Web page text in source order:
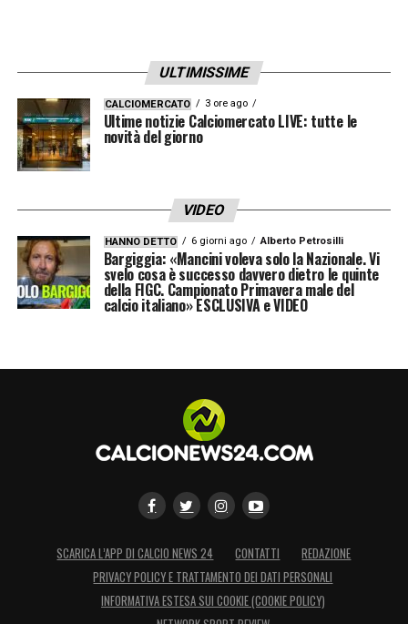
ULTIMISSIME
CALCIOMERCATO 3 ore ago
Ultime notizie Calciomercato LIVE: tutte le
novità del giorno
VIDEO
HANNO DETTO 6 giorni ago Alberto Petrosilli
Bargiggia: «Mancini voleva solo la Nazionale. Vi
svelo cosa è successo davvero dietro le quinte
della FIGC. Campionato Primavera male del
calcio italiano» ESCLUSIVA e VIDEO
SCARICA L’APP DI CALCIO NEWS 24 CONTATTI
REDAZIONE
PRIVACY POLICY E TRATTAMENTO DEI DATI PERSONALI
INFORMATIVA ESTESA SUI COOKIE (COOKIE POLICY)